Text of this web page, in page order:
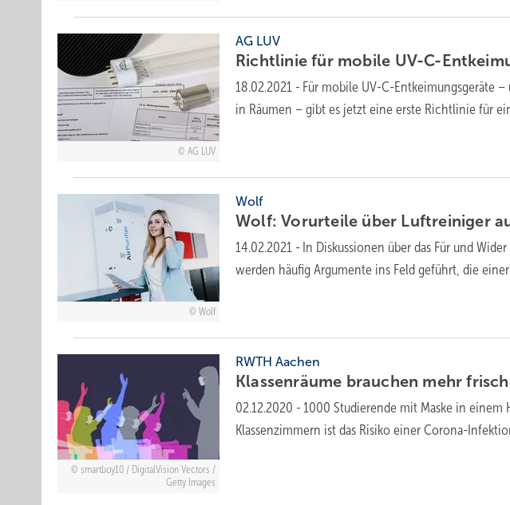
AG LUV
AG LUV
Richtlinie für mobile UV-C-
18.02.2021 - Für mobile UV-C-Entkeimungsgeräte
in Räumen – gibt es jetzt eine erste Richtlinie für
Wolf
Wolf
Wolf: Vorurteile über Luftreiniger
14.02.2021 - In Diskussionen über das Für und
werden häufig Argumente ins Feld geführt, die
smartboy10 / DigitalVision Vectors /
Getty Images
RWTH Aachen
Klassenräume brauchen mehr
02.12.2020 - 1000 Studierende mit Maske in einem
Klassenzimmern ist das Risiko einer Corona-